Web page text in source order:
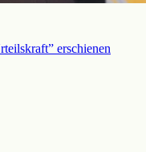
erschienen